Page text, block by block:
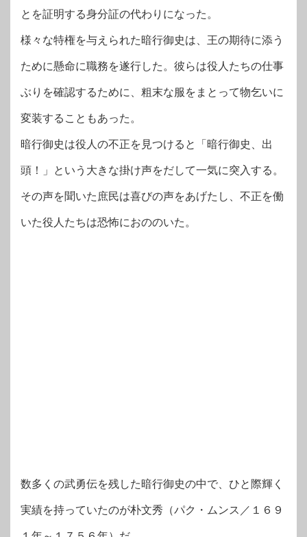
とを証明する身分証の代わりになった。
様々な特権を与えられた暗行御史は、王の期待に添う
ために懸命に職務を遂行した。彼らは役人たちの仕事
ぶりを確認するために、粗末な服をまとって物乞いに
変装することもあった。
暗行御史は役人の不正を見つけると「暗行御史、出
頭！」という大きな掛け声をだして一気に突入する。
その声を聞いた庶民は喜びの声をあげたし、不正を働
いた役人たちは恐怖におののいた。
数多くの武勇伝を残した暗行御史の中で、ひと際輝く
実績を持っていたのが朴文秀（パク・ムンス／１６９